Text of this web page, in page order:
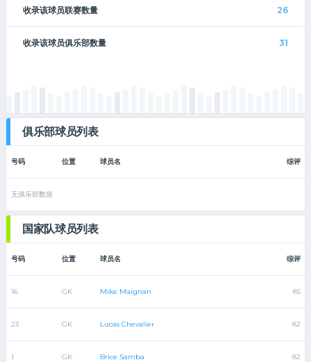
收录该球员联赛数量 26
收录该球员俱乐部数量 31
俱乐部球员列表
号码 位置 球员名 综评
无俱乐部数据
国家队球员列表
号码 位置 球员名 综评
16 GK Mike Maignan 85
23 GK Lucas Chevalier 82
1 GK Brice Samba 82